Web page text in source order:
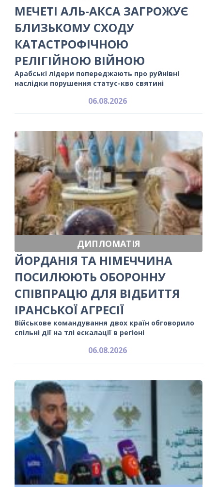
МЕЧЕТІ АЛЬ-АКСА ЗАГРОЖУЄ
БЛИЗЬКОМУ СХОДУ
КАТАСТРОФІЧНОЮ
РЕЛІГІЙНОЮ ВІЙНОЮ
Арабські лідери попереджають про руйнівні
наслідки порушення статус-кво святині
06.08.2026
ДИПЛОМАТІЯ
ЙОРДАНІЯ ТА НІМЕЧЧИНА
ПОСИЛЮЮТЬ ОБОРОННУ
СПІВПРАЦЮ ДЛЯ ВІДБИТТЯ
ІРАНСЬКОЇ АГРЕСІЇ
Військове командування двох країн обговорило
спільні дії на тлі ескалації в регіоні
06.08.2026